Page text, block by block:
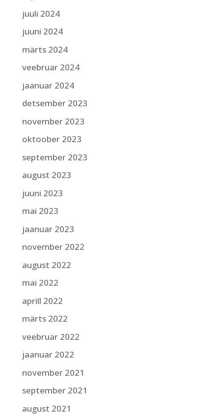
juuli 2024
juuni 2024
märts 2024
veebruar 2024
jaanuar 2024
detsember 2023
november 2023
oktoober 2023
september 2023
august 2023
juuni 2023
mai 2023
jaanuar 2023
november 2022
august 2022
mai 2022
aprill 2022
märts 2022
veebruar 2022
jaanuar 2022
november 2021
september 2021
august 2021